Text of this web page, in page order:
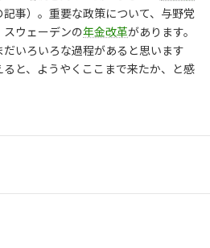
事）。重要な政策について、与野党
ウェーデンの年金改革があります。
いろいろな過程があると思います
と、ようやくここまで来たか、と感